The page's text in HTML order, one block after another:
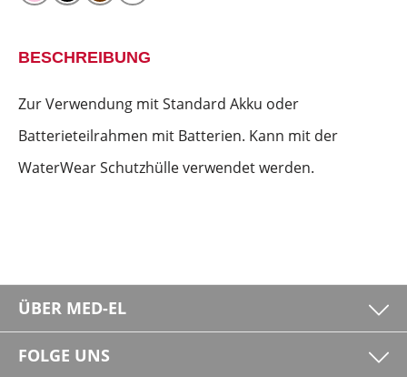
BESCHREIBUNG
Zur Verwendung mit Standard Akku oder
Batterieteilrahmen mit Batterien. Kann mit der
WaterWear Schutzhülle verwendet werden.
ÜBER MED-EL
FOLGE UNS